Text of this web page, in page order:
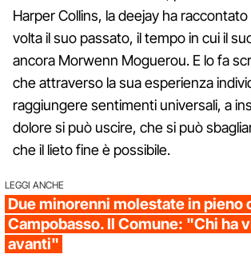
Harper Collins, la deejay ha
volta il suo passato, il tempo in cui il
ancora Morwenn Moguerou. E lo fa
che attraverso la sua esperienza
raggiungere sentimenti universali, a
dolore si può uscire, che si può
che il lieto fine è possibile.
LEGGI ANCHE
Due minorenni molestate in pieno
Campobasso. Il Comune: "Chi ha
avanti"